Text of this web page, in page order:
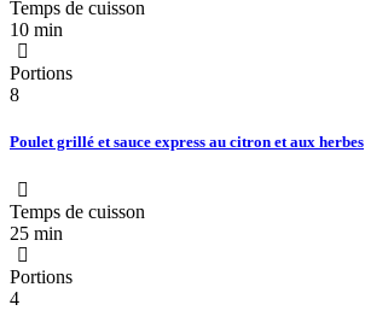
Temps de cuisson
10 min
Portions
8
Poulet grillé et sauce express au citron et aux herbes
Temps de cuisson
25 min
Portions
4